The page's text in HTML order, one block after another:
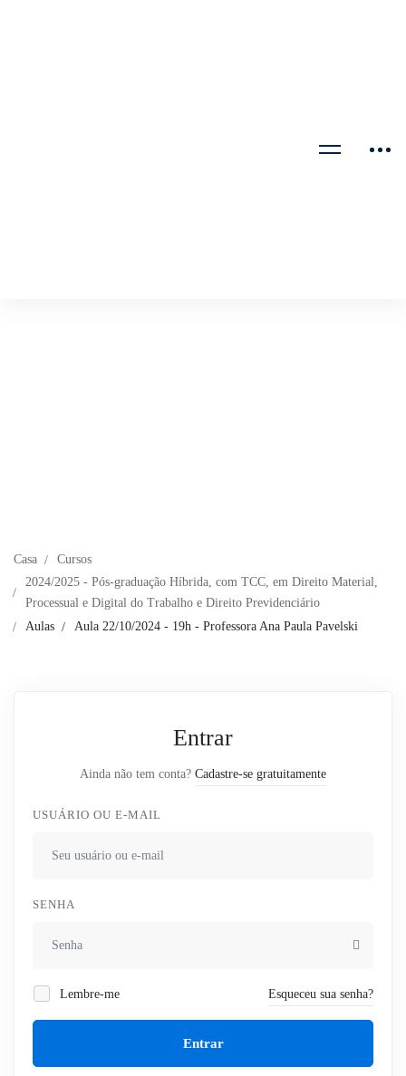
Casa
Cursos
2024/2025 - Pós-graduação Híbrida, com TCC, em Direito Material,
Processual e Digital do Trabalho e Direito Previdenciário
Aulas
Aula 22/10/2024 - 19h - Professora Ana Paula Pavelski
Entrar
Ainda não tem conta? Cadastre-se gratuitamente
USUÁRIO OU E-MAIL
SENHA
Lembre-me Esqueceu sua senha?
Entrar